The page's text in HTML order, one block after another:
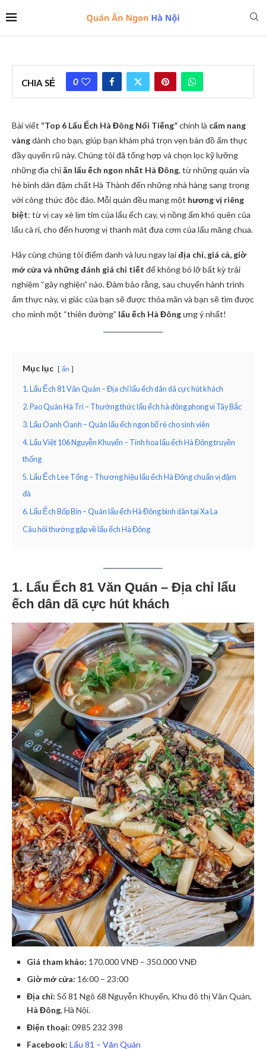
CHIA SẺ 0
Bài viết “Top 6 Lẩu Ếch Hà Đông Nổi Tiếng”chính là cẩm nang
vàngdành cho bạn, giúp bạn khám phá trọn vẹn bản đồ ẩm thực
đầy quyến rũ này. Chúng tôi đã tổng hợp và chọn lọc kỹ lưỡng
những địa chỉăn lẩu ếch ngon nhất Hà Đông, từ những quán vỉa
hè bình dân đậm chất Hà Thành đến những nhà hàng sang trọng
với công thức độc đáo. Mỗi quán đều mang một hương vị riêng
biệt: từ vị cay xè lịm tim của lẩu ếch cay, vị nồng ấm khó quên của
lẩu cà ri, cho đến hương vị thanh mát đưa cơm của lẩu măng chua.
Hãy cùng chúng tôi điểm danh và lưu ngay lạiđịa chỉ, giá cả, giờ
mở cửa và những đánh giá chi tiết để không bỏ lỡ bất kỳ trải
nghiệm “gây nghiện” nào. Đảm bảo rằng, sau chuyến hành trình
ẩm thực này, vị giác của bạn sẽ được thỏa mãn và bạn sẽ tìm được
cho mình một “thiên đường” lẩu ếch Hà Đông ưng ý nhất!
Mục lục ẩn
1. Lẩu Ếch 81 Văn Quán – Địa chỉ lẩu ếch dân dã cực hút khách
2. Pao Quán Hà Trì – Thưởng thức lẩu ếch hà đông phong vị Tây Bắc
3. Lẩu Oanh Oanh – Quán lẩu ếch ngon bổ rẻ cho sinh viên
4. Lẩu Việt 106 Nguyễn Khuyến – Tinh hoa lẩu ếch Hà Đông truyền
thống
5. Lẩu Ếch Lee Tống – Thương hiệu lẩu ếch Hà Đông chuẩn vị đậm
đà
6. Lẩu Ếch Bốp Bin – Quán lẩu ếch Hà Đông bình dân tại Xa La
Câu hỏi thường gặp về lẩu ếch Hà Đông
1. Lẩu Ếch 81 Văn Quán – Địa chỉ lẩu
ếch dân dã cực hút khách
Giá tham khảo: 170.000 VNĐ – 350.000 VNĐ
Giờ mở cửa: 16:00 – 23:00
Địa chỉ: Số 81 Ngõ 68 Nguyễn Khuyến, Khu đô thị Văn Quán,
Hà Đông, Hà Nội.
Điện thoại: 0985 232 398
Facebook: Lẩu 81 – Văn Quán